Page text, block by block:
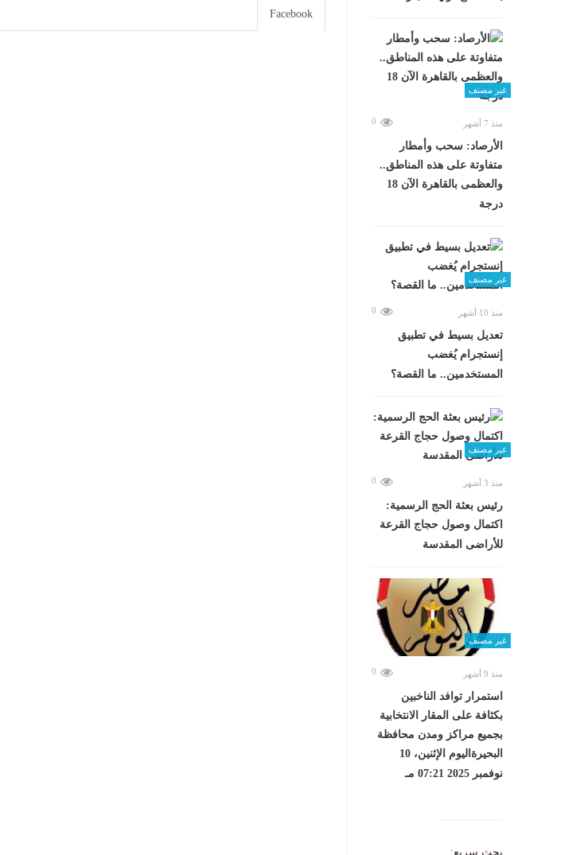
غير مصنف
منذ 7 أشهر 0
الأرصاد: سحب وأمطار
متفاوتة على هذه المناطق..
والعظمى بالقاهرة الآن 18
درجة
غير مصنف
منذ 10 أشهر 0
تعديل بسيط في تطبيق
إنستجرام يُغضب
المستخدمين.. ما القصة؟
غير مصنف
منذ 3 أشهر 0
رئيس بعثة الحج الرسمية:
اكتمال وصول حجاج القرعة
للأراضى المقدسة
غير مصنف
منذ 9 أشهر 0
استمرار توافد الناخبين
بكثافة على المقار الانتخابية
بجميع مراكز ومدن محافظة
البحيرةاليوم الإثنين، 10
نوفمبر 2025 07:21 مـ
بحث سريع:
Facebook